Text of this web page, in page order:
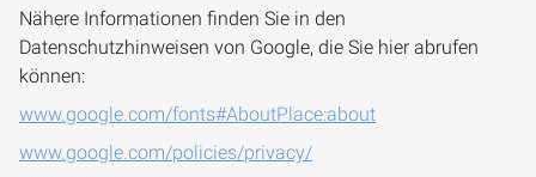
Nähere Informationen finden Sie in den
Datenschutzhinweisen von Google, die Sie hier abrufen
können:
www.google.com/fonts#AboutPlace:about
www.google.com/policies/privacy/